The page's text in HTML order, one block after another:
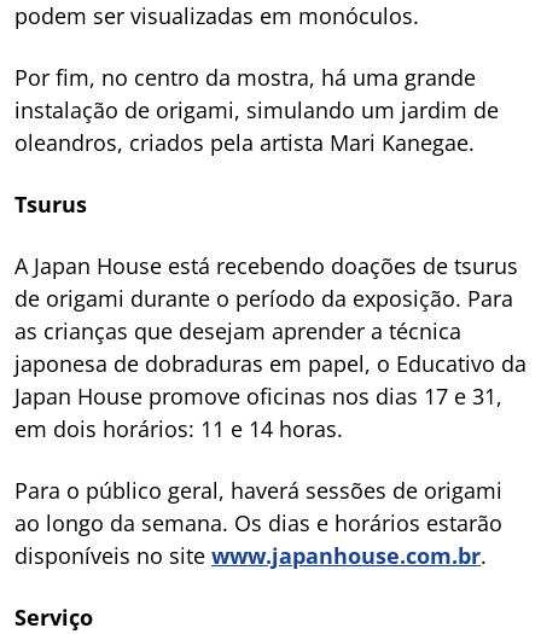
podem ser visualizadas em monóculos.
Por fim, no centro da mostra, há uma grande
instalação de origami, simulando um jardim de
oleandros, criados pela artista Mari Kanegae.
Tsurus
A Japan House está recebendo doações de tsurus
de origami durante o período da exposição. Para
as crianças que desejam aprender a técnica
japonesa de dobraduras em papel, o Educativo da
Japan House promove oficinas nos dias 17 e 31,
em dois horários: 11 e 14 horas.
Para o público geral, haverá sessões de origami
ao longo da semana. Os dias e horários estarão
disponíveis no site www.japanhouse.com.br.
Serviço